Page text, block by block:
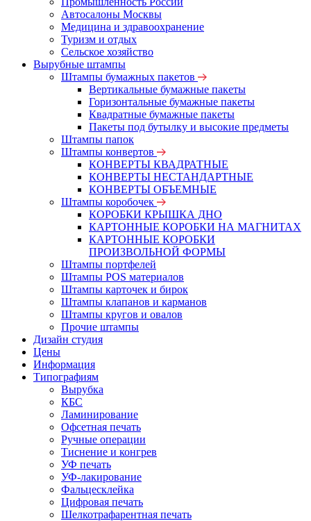
Автосалоны Москвы
Медицина и здравоохранение
Туризм и отдых
Сельское хозяйство
Вырубные штампы
Штампы бумажных пакетов
Вертикальные бумажные пакеты
Горизонтальные бумажные пакеты
Квадратные бумажные пакеты
Пакеты под бутылку и высокие предметы
Штампы папок
Штампы конвертов
КОНВЕРТЫ КВАДРАТНЫЕ
КОНВЕРТЫ НЕСТАНДАРТНЫЕ
КОНВЕРТЫ ОБЪЕМНЫЕ
Штампы коробочек
КОРОБКИ КРЫШКА ДНО
КАРТОННЫЕ КОРОБКИ НА МАГНИТАХ
КАРТОННЫЕ КОРОБКИ
ПРОИЗВОЛЬНОЙ ФОРМЫ
Штампы портфелей
Штампы POS материалов
Штампы карточек и бирок
Штампы клапанов и карманов
Штампы кругов и овалов
Прочие штампы
Дизайн студия
Цены
Информация
Типографиям
Вырубка
КБС
Ламинирование
Офсетная печать
Ручные операции
Тиснение и конгрев
УФ печать
УФ-лакирование
Фальцесклейка
Цифровая печать
Шелкотрафарентная печать